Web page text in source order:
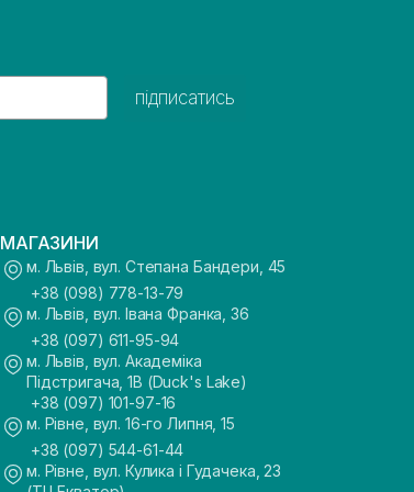
підписатись
МАГАЗИНИ
м. Львів, вул. Степана Бандери, 45
+38 (098) 778-13-79
м. Львів, вул. Івана Франка, 36
+38 (097) 611-95-94
м. Львів, вул. Академіка
Підстригача, 1В (Duck's Lake)
+38 (097) 101-97-16
м. Рівне, вул. 16-го Липня, 15
+38 (097) 544-61-44
м. Рівне, вул. Кулика і Гудачека, 23